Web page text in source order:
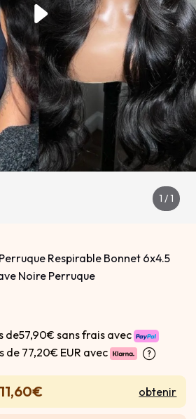
1 /1
Respirable Bonnet 6x4.5
Noire Perruque
de57,90€ sans frais avec
de 77,20€ EUR avec
obtenir